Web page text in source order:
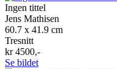
Ingen tittel
Jens Mathisen
60.7 x 41.9 cm
Tresnitt
kr 4500,-
Se bildet